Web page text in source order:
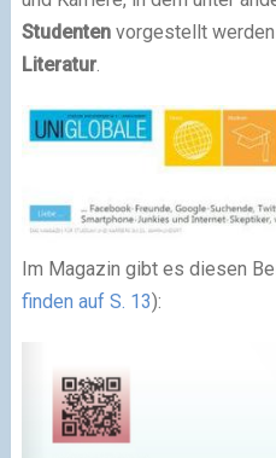
Studentenvorgestellt werden
Literatur.
Im Magazin gibt es diesen
finden auf S. 13):